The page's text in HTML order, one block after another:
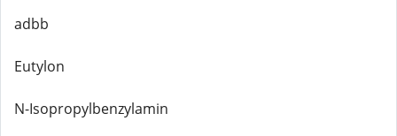
adbb
Eutylon
N-Isopropylbenzylamin